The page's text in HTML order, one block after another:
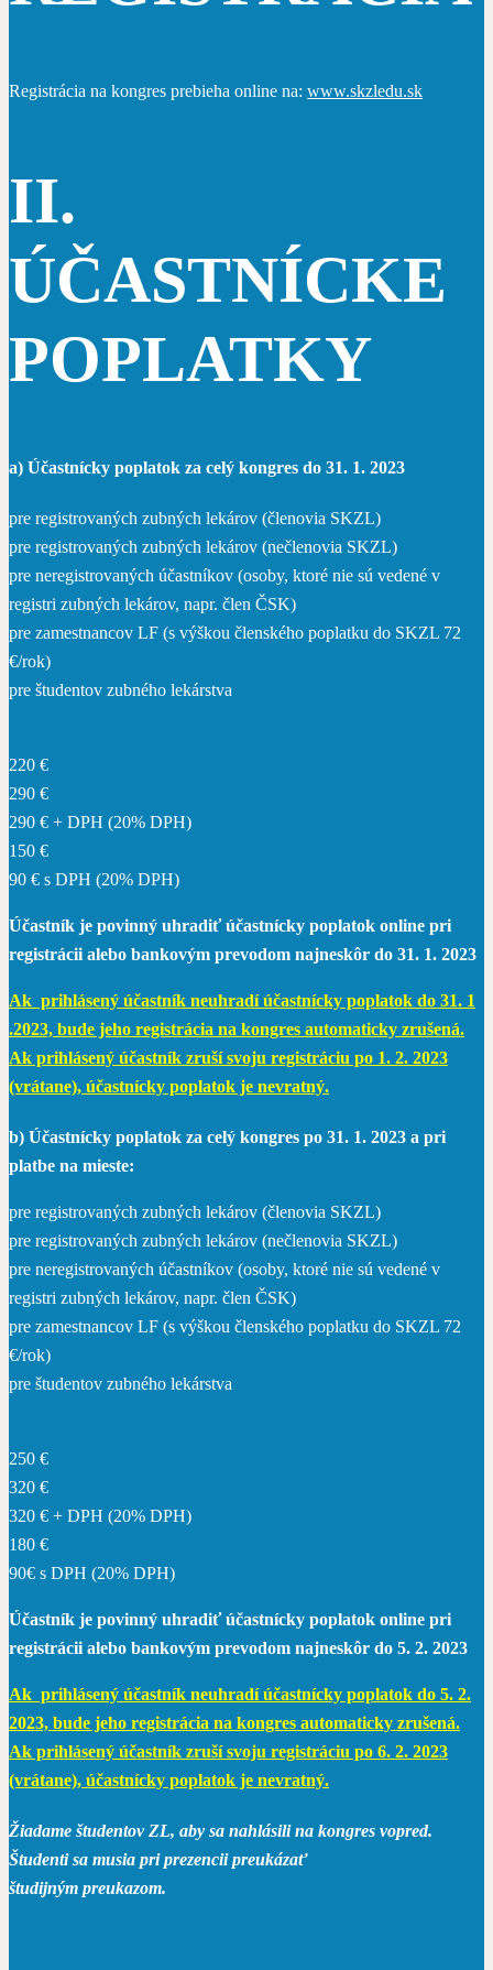
Registrácia na kongres prebieha online na: www.skzledu.sk
II.
ÚČASTNÍCKE
POPLATKY
a) Účastnícky poplatok za celý kongres do 31. 1. 2023
pre registrovaných zubných lekárov (členovia SKZL)
pre registrovaných zubných lekárov (nečlenovia SKZL)
pre neregistrovaných účastníkov (osoby, ktoré nie sú vedené v
registri zubných lekárov, napr. člen ČSK)
pre zamestnancov LF (s výškou členského poplatku do SKZL 72
€/rok)
pre študentov zubného lekárstva
220 €
290 €
290 € + DPH (20% DPH)
150 €
90 € s DPH (20% DPH)
Účastník je povinný uhradiť účastnícky poplatok online pri
registrácii alebo bankovým prevodom najneskôr do 31. 1. 2023
Ak prihlásený účastník neuhradí účastnícky poplatok do 31. 1
.2023, bude jeho registrácia na kongres automaticky zrušená.
Ak prihlásený účastník zruší svoju registráciu po 1. 2. 2023
(vrátane), účastnícky poplatok je nevratný.
b) Účastnícky poplatok za celý kongres po 31. 1. 2023 a pri
platbe na mieste:
pre registrovaných zubných lekárov (členovia SKZL)
pre registrovaných zubných lekárov (nečlenovia SKZL)
pre neregistrovaných účastníkov (osoby, ktoré nie sú vedené v
registri zubných lekárov, napr. člen ČSK)
pre zamestnancov LF (s výškou členského poplatku do SKZL 72
€/rok)
pre študentov zubného lekárstva
250 €
320 €
320 € + DPH (20% DPH)
180 €
90€ s DPH (20% DPH)
Účastník je povinný uhradiť účastnícky poplatok online pri
registrácii alebo bankovým prevodom najneskôr do 5. 2. 2023
Ak prihlásený účastník neuhradí účastnícky poplatok do 5. 2.
2023, bude jeho registrácia na kongres automaticky zrušená.
Ak prihlásený účastník zruší svoju registráciu po 6. 2. 2023
(vrátane), účastnícky poplatok je nevratný.
Žiadame študentov ZL, aby sa nahlásili na kongres vopred.
Študenti sa musia pri prezencii preukázať
študijným preukazom.